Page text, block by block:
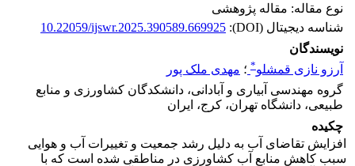
نوع مقاله: مقاله پژوهشی
شناسه دیجیتال (DOI):
10.22059/ijswr.2025.390589.669925
نویسندگان
آرزو نازی قمشلو* ؛ مهدی ملک پور
گروه مهندسی آبیاری و آبادانی، دانشکدگان کشاورزی و منابع
طبیعی، دانشگاه تهران، کرج، ایران
چکیده
افزایش تقاضای آب به دلیل رشد جمعیت و تغییرات آب و هوایی
سبب کاهش منابع آب کشاورزی در مناطقی شده است که با